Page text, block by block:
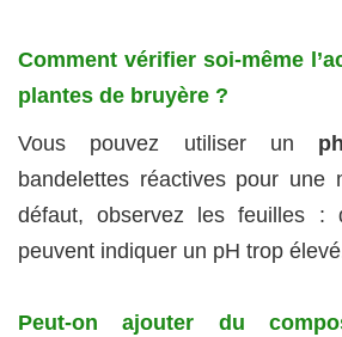
Comment vérifier soi-même
plantes de bruyère ?
Vous pouvez utiliser un
bandelettes réactives pour une
défaut, observez les feuilles :
peuvent indiquer un pH trop
Peut-on ajouter du